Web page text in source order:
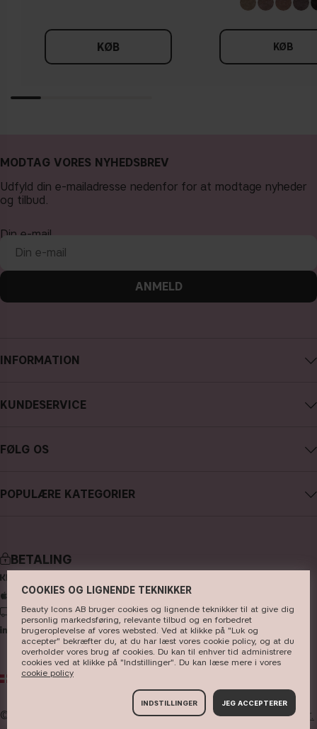
KØB KØB
INFORMATION
Karriere
KUNDESERVICE
Fortryd køb
FØLG OS
Facebook
Pinterest
POPULÆRE KATEGORIER
makeup
hudpleje
hårpleje
parfume
børster & tilbehør
MODTAG VORES NYHEDSBREV
Udfyld din e-mailadresse nedenfor for at modtage nyheder
og tilbud.
Din e-mail
ANMELD
BETALING
LEVERING
DK DKK
© 2026 Beauty Icons AB. Vi bruger cookies -læs mere her.
COOKIES OG LIGNENDE TEKNIKKER
Beauty Icons AB bruger cookies og lignende teknikker til at give dig
personlig markedsføring, relevante tilbud og en forbedret
brugeroplevelse af vores websted. Ved at klikke på "Luk og
accepter" bekræfter du, at du har læst vores cookie policy, og at du
overholder vores brug af cookies. Du kan til enhver tid administrere
cookies ved at klikke på "Indstillinger". Du kan læse mere i vores
cookie policy
INDSTILLINGER JEG ACCEPTERER